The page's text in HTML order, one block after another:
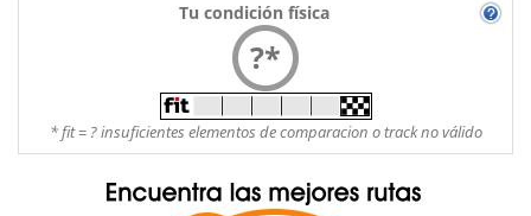
Tu condición física
?*
* fit = ? insuficientes elementos de comparacion o track no válido